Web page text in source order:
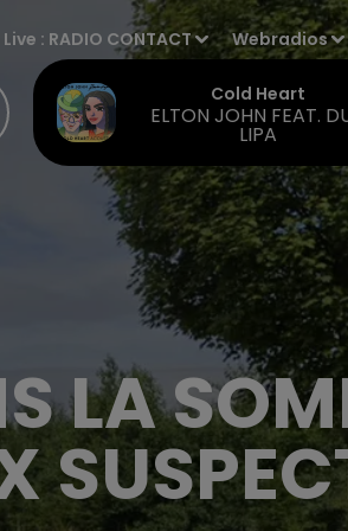
Live : RADIO CONTACT Webradios
Cold Heart
ELTON JOHN FEAT.
LIPA
LA